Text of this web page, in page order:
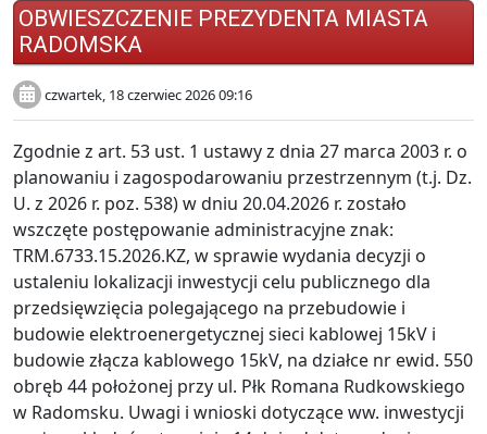
OBWIESZCZENIE PREZYDENTA MIASTA
RADOMSKA
czwartek, 18 czerwiec 2026 09:16
Zgodnie z art. 53 ust. 1 ustawy z dnia 27 marca 2003 r. o
planowaniu i zagospodarowaniu przestrzennym (t.j. Dz.
U. z 2026 r. poz. 538) w dniu 20.04.2026 r. zostało
wszczęte postępowanie administracyjne znak:
TRM.6733.15.2026.KZ, w sprawie wydania decyzji o
ustaleniu lokalizacji inwestycji celu publicznego dla
przedsięwzięcia polegającego na przebudowie i
budowie elektroenergetycznej sieci kablowej 15kV i
budowie złącza kablowego 15kV, na działce nr ewid. 550
obręb 44 położonej przy ul. Płk Romana Rudkowskiego
w Radomsku. Uwagi i wnioski dotyczące ww. inwestycji